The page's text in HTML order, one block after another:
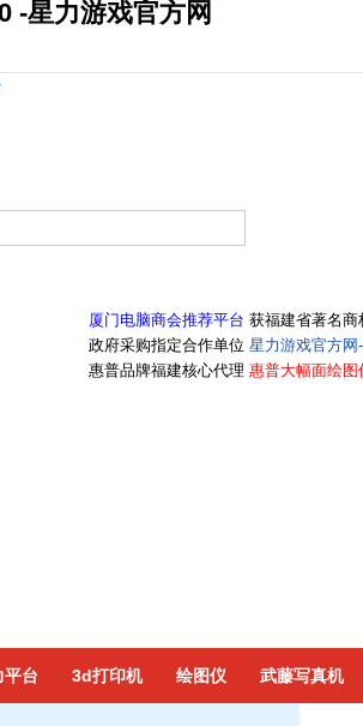
-星力游戏官方网
厦门电脑商会推荐平台 获福建省著名商
政府采购指定合作单位 星力游戏官方网
惠普品牌福建核心代理 惠普大幅面绘图
平台 3d打印机 绘图仪 武藤写真机